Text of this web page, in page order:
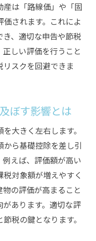
産は「路線価」や「固
されます。これによ
、適切な申告や節税
しい評価を行うこと
スクを回避できま
ぼす影響とは
大きく左右します。
ら基礎控除を差し引
えば、評価額が高い
対象額が増えやすく
の評価が高まること
あります。適切な評
税の鍵となります。